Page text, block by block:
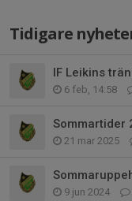
Tidigare
IF Leikins
6 feb, 14:58
Sommartider
21 mar 2025
9 jun 2024